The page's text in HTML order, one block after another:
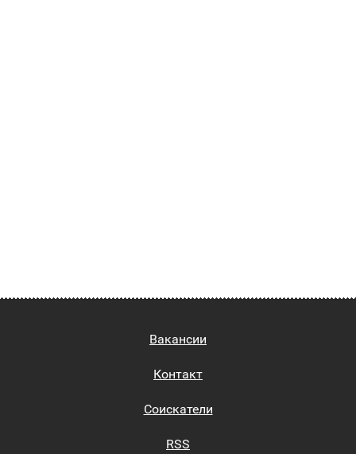
Вакансии
Контакт
Соискатели
RSS